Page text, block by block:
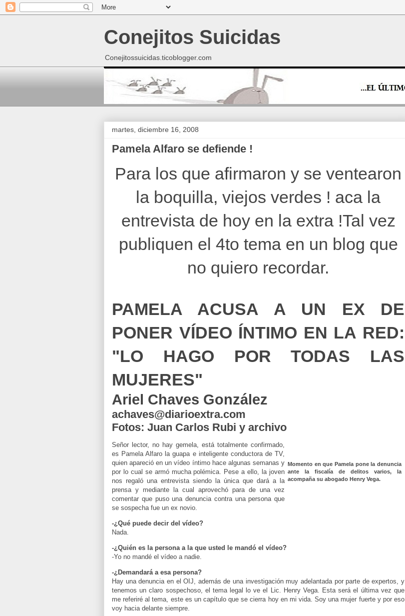
Conejitos Suicidas
Conejitossuicidas.ticoblogger.com
martes, diciembre 16, 2008
Pamela Alfaro se defiende !
Para los que afirmaron y se ventearon
la boquilla, viejos verdes ! aca la
entrevista de hoy en la extra !Tal vez
publiquen el 4to tema en un blog que
no quiero recordar.
PAMELA ACUSA A UN EX DE
PONER VÍDEO ÍNTIMO EN LA RED:
"LO HAGO POR TODAS LAS
MUJERES"
Ariel Chaves González
achaves@diarioextra.com
Fotos: Juan Carlos Rubi y archivo
Momento en que Pamela pone la denuncia
ante la fiscalía de delitos varios, la
acompaña su abogado Henry Vega.
Señor lector, no hay gemela, está totalmente confirmado,
es Pamela Alfaro la guapa e inteligente conductora de TV,
quien apareció en un vídeo íntimo hace algunas semanas y
por lo cual se armó mucha polémica. Pese a ello, la joven
nos regaló una entrevista siendo la única que dará a la
prensa y mediante la cual aprovechó para de una vez
comentar que puso una denuncia contra una persona que
se sospecha fue un ex novio.
-¿Qué puede decir del vídeo?
Nada.
-¿Quién es la persona a la que usted le mandó el vídeo?
-Yo no mandé el vídeo a nadie.
-¿Demandará a esa persona?
Hay una denuncia en el OIJ, además de una investigación muy adelantada por parte de expertos, y
tenemos un claro sospechoso, el tema legal lo ve el Lic. Henry Vega. Esta será el última vez que
me referiré al tema, este es un capítulo que se cierra hoy en mi vida. Soy una mujer fuerte y por eso
voy hacia delante siempre.